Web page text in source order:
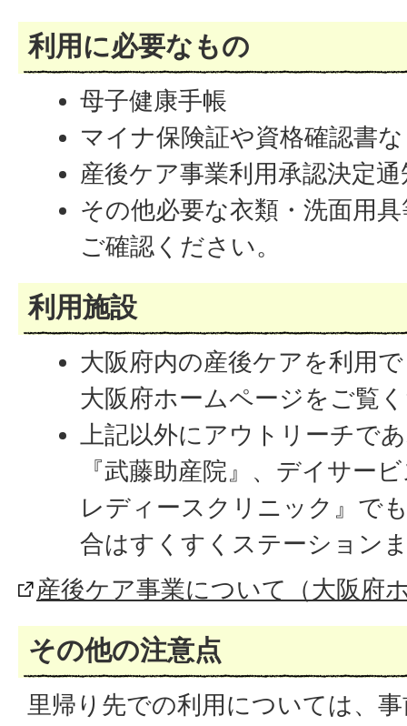
利用に必要なもの
母子健康手帳
マイナ保険証や資格確認書
産後ケア事業利用承認決定通
その他必要な衣類・洗面用
ご確認ください。
利用施設
大阪府内の産後ケアを利用
大阪府ホームページをご覧
上記以外にアウトリーチで
『武藤助産院』、デイサー
レディースクリニック』で
合はすくすくステーション
産後ケア事業について（大阪府
その他の注意点
里帰り先での利用については、